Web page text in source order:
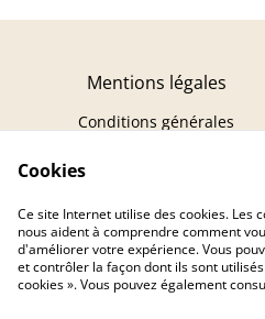
Mentions légales
Conditions générales
Contact
Cookies
Ce site Internet utilise des cookies. Les
nous aident à comprendre comment
d'améliorer votre expérience. Vous
et contrôler la façon dont ils sont
cookies ». Vous pouvez également